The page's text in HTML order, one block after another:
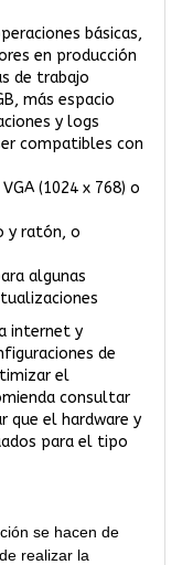
básicas,
en producción
de trabajo
más espacio
y logs
compatibles con
(1024 x 768) o
y ratón, o
algunas
internet y
de
el
consultar
que el hardware y
para el tipo
se hacen de
realizar la